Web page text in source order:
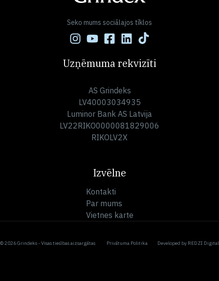
Seko mums sociālajos tīklos
Uzņēmuma rekvizīti
AS Grindeks
LV40003034935
Luminor Bank AS Latvija
LV22RIKO0000081829006
RIKOLV2X
Izvēlne
Kontakti
Par mums
Vietnes karte
© 2026 Grindeks - Visas tiesības aizsargātas Privātuma Politika Developed by REDZI Digital